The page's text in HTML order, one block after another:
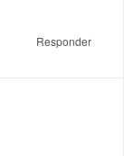
Responder